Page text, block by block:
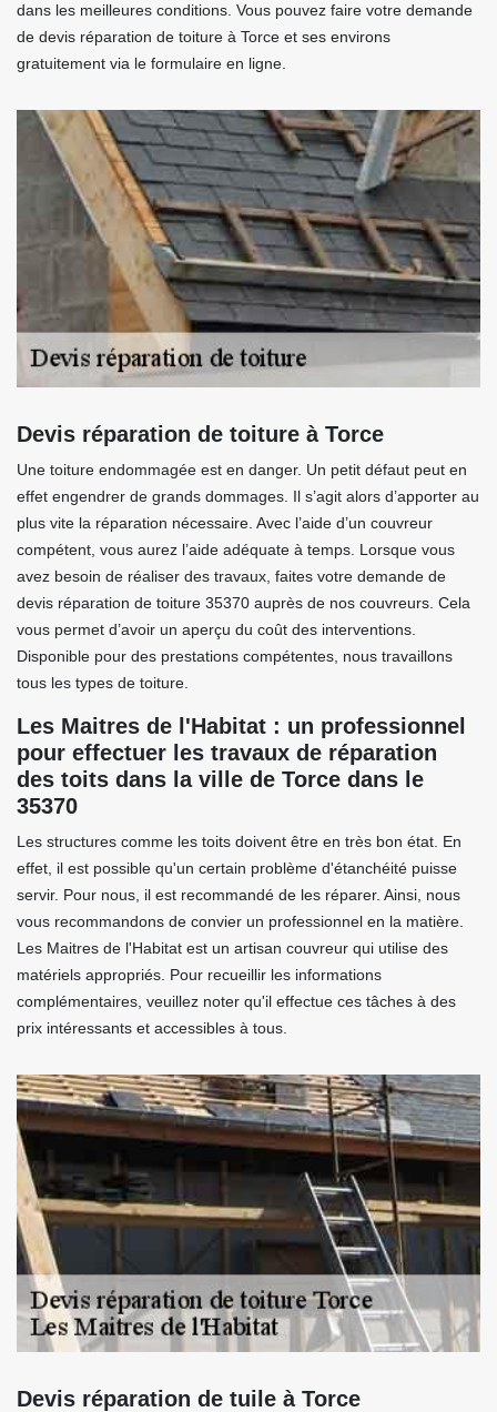
dans les meilleures conditions. Vous pouvez faire votre demande
de devis réparation de toiture à Torce et ses environs
gratuitement via le formulaire en ligne.
Devis réparation de toiture à Torce
Une toiture endommagée est en danger. Un petit défaut peut en
effet engendrer de grands dommages. Il s’agit alors d’apporter au
plus vite la réparation nécessaire. Avec l’aide d’un couvreur
compétent, vous aurez l’aide adéquate à temps. Lorsque vous
avez besoin de réaliser des travaux, faites votre demande de
devis réparation de toiture 35370 auprès de nos couvreurs. Cela
vous permet d’avoir un aperçu du coût des interventions.
Disponible pour des prestations compétentes, nous travaillons
tous les types de toiture.
Les Maitres de l'Habitat : un professionnel
pour effectuer les travaux de réparation
des toits dans la ville de Torce dans le
35370
Les structures comme les toits doivent être en très bon état. En
effet, il est possible qu'un certain problème d'étanchéité puisse
servir. Pour nous, il est recommandé de les réparer. Ainsi, nous
vous recommandons de convier un professionnel en la matière.
Les Maitres de l'Habitat est un artisan couvreur qui utilise des
matériels appropriés. Pour recueillir les informations
complémentaires, veuillez noter qu'il effectue ces tâches à des
prix intéressants et accessibles à tous.
Devis réparation de tuile à Torce